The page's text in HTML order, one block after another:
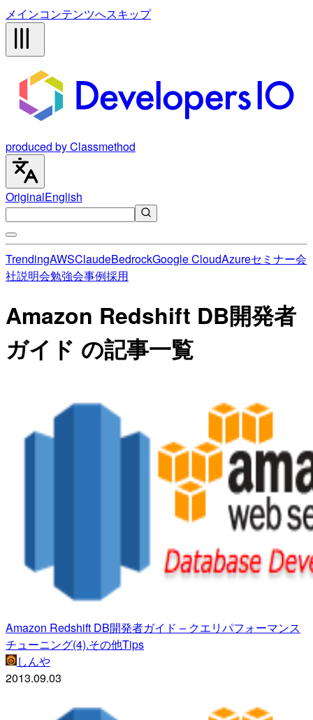
メインコンテンツへスキップ
produced by Classmethod
OriginalEnglish
TrendingAWSClaudeBedrockGoogle CloudAzureセミナー会
社説明会勉強会事例採用
Amazon Redshift DB開発者
ガイド の記事一覧
Amazon Redshift DB開発者ガイド – クエリパフォーマンス
チューニング(4).その他Tips
しんや
2013.09.03